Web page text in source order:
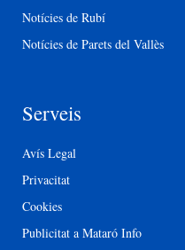
Notícies de Rubí
Notícies de Parets del Vallès
Serveis
Avís Legal
Privacitat
Cookies
Publicitat a Mataró Info